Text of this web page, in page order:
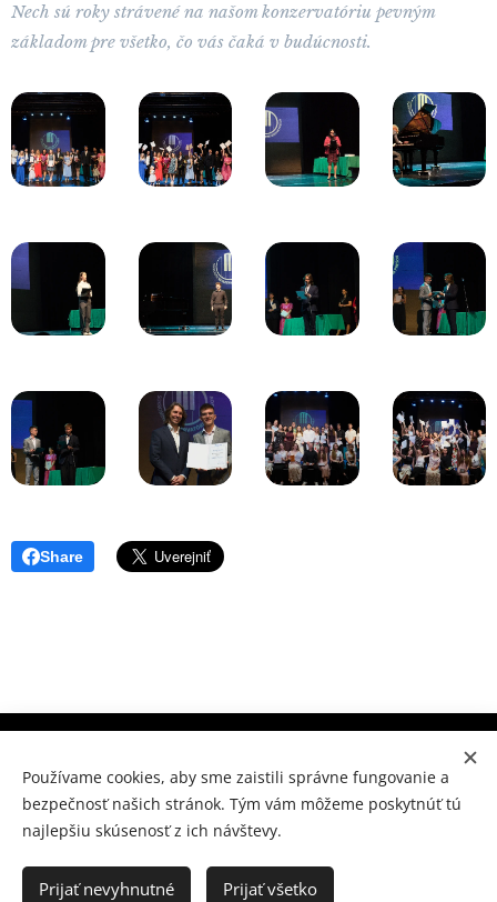
Nech sú roky strávené na našom konzervatóriu pevným
základom pre všetko, čo vás čaká v budúcnosti.
Share
01
www.skpo.sk
Cookies
Slovenčina
Українська
Používame cookies, aby sme zaistili správne fungovanie a
bezpečnosť našich stránok. Tým vám môžeme poskytnúť tú
najlepšiu skúsenosť z ich návštevy.
Prijať nevyhnutné Prijať všetko